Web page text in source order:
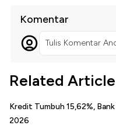
Komentar
Tulis Komentar
Related
Kredit Tumbuh 15,62%,
2026